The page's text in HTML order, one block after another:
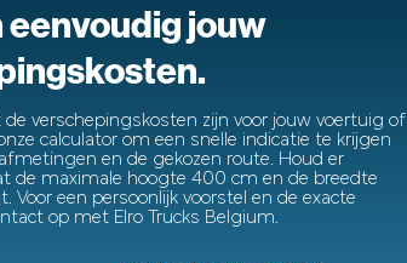
jouw
verschepingskosten zijn voor jouw voertuig of
calculator om een snelle indicatie te krijgen
en de gekozen route. Houd er
de maximale hoogte 400 cm en de breedte
Voor een persoonlijk voorstel en de exacte
op met Elro Trucks Belgium.